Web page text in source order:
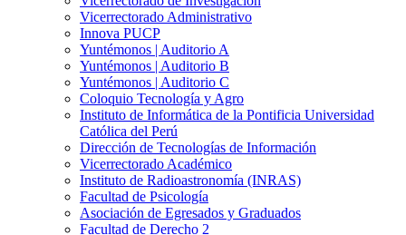
Vicerrectorado Administrativo
Innova PUCP
Yuntémonos | Auditorio A
Yuntémonos | Auditorio B
Yuntémonos | Auditorio C
Coloquio Tecnología y Agro
Instituto de Informática de la Pontificia Universidad
Católica del Perú
Dirección de Tecnologías de Información
Vicerrectorado Académico
Instituto de Radioastronomía (INRAS)
Facultad de Psicología
Asociación de Egresados y Graduados
Facultad de Derecho 2